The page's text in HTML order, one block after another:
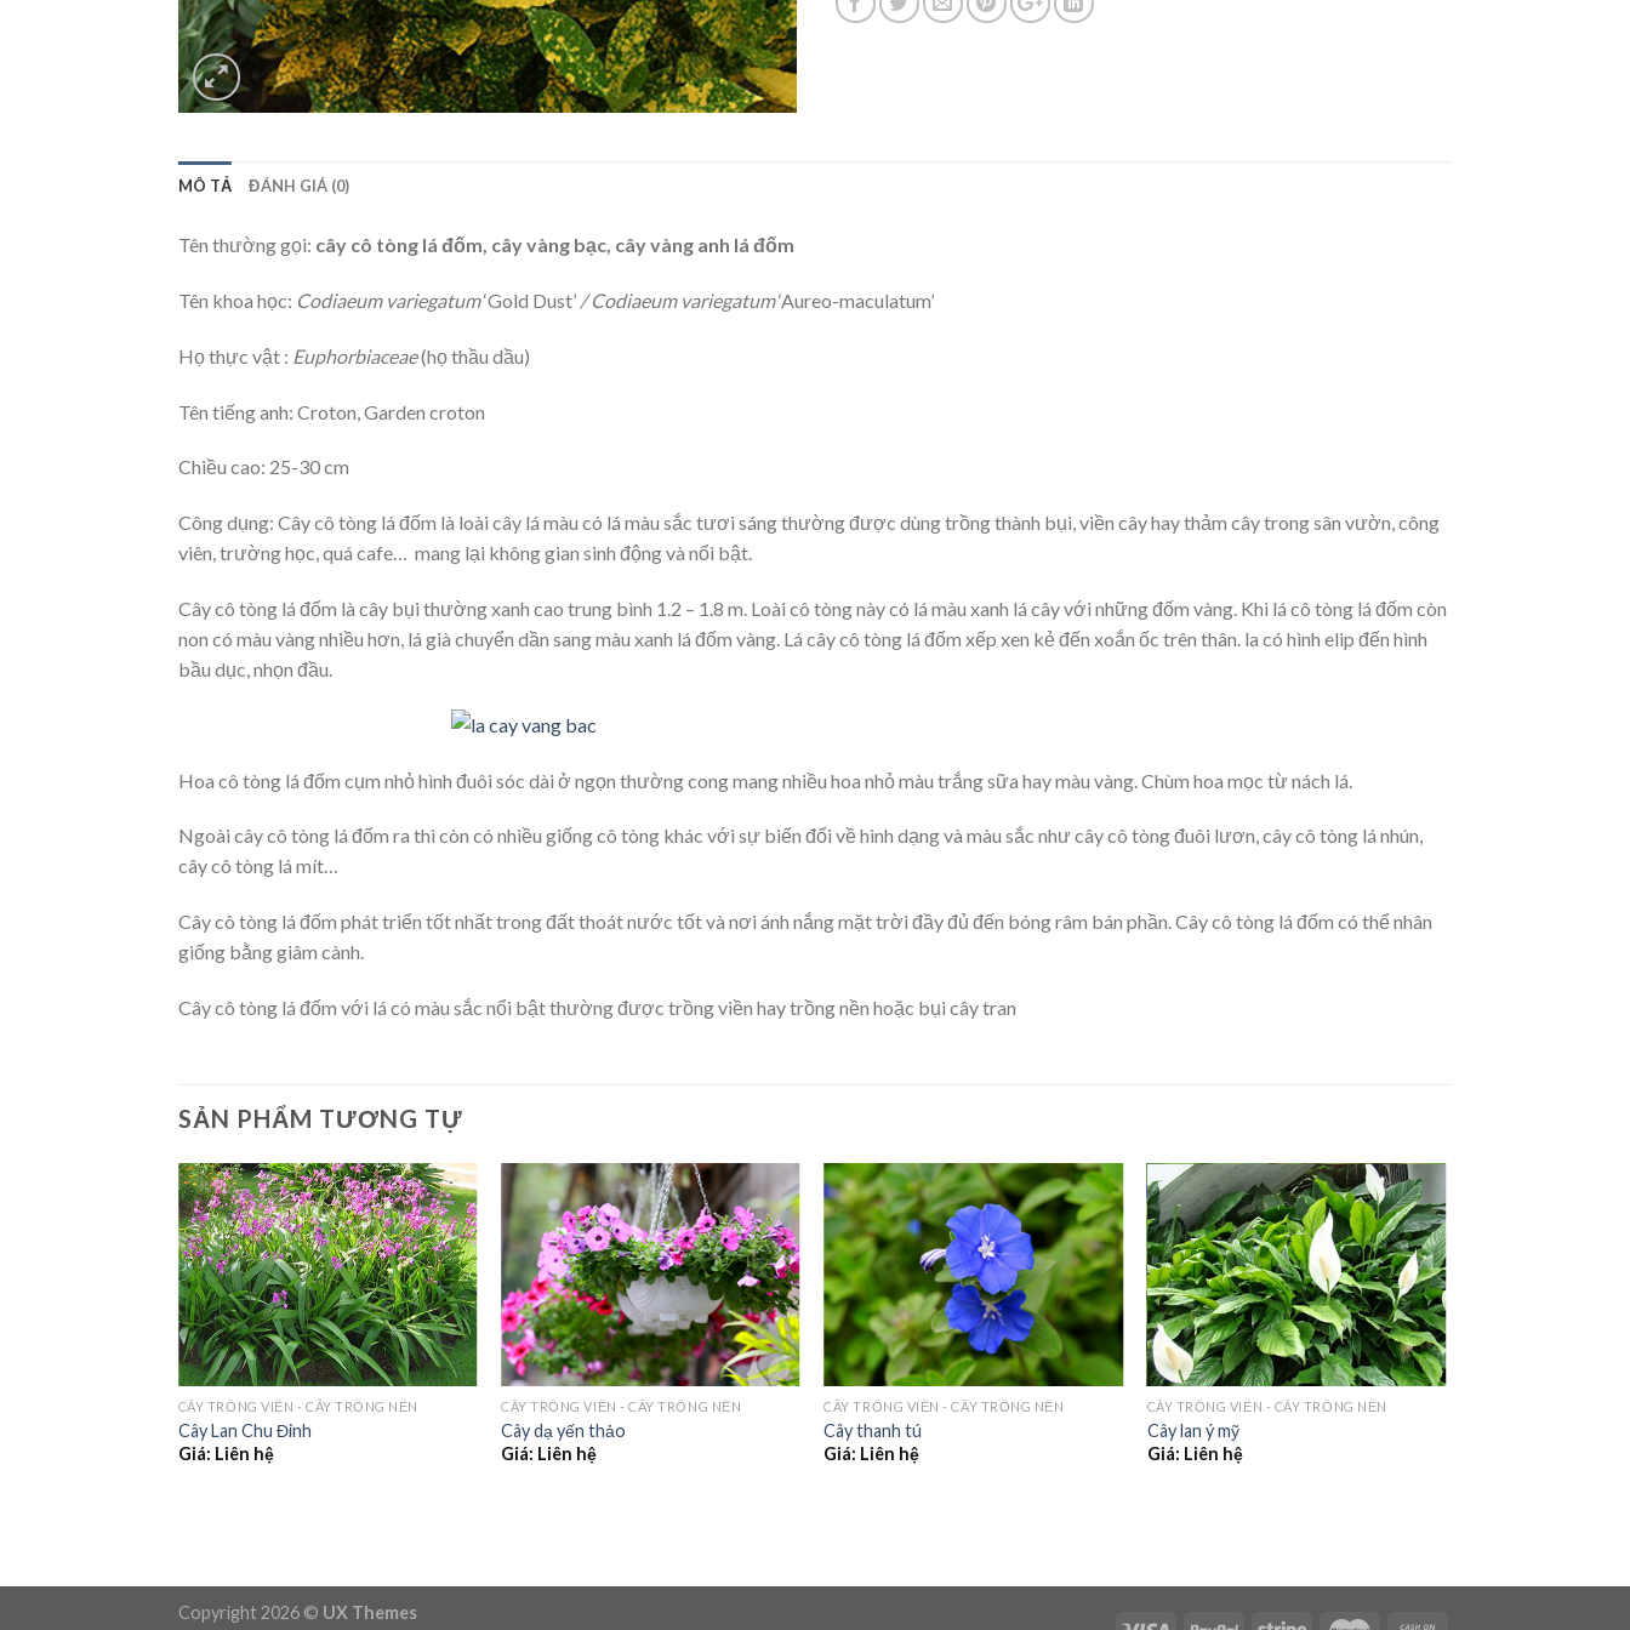
MÔ TẢ ĐÁNH GIÁ (0)
Tên thường gọi: cây cô tòng lá đốm, cây vàng bạc, cây vàng anh lá đốm
Tên khoa học: Codiaeum variegatum‘Gold Dust’ / Codiaeum variegatum‘Aureo-maculatum’
Họ thực vật : Euphorbiaceae(họ thầu dầu)
Tên tiếng anh: Croton, Garden croton
Chiều cao: 25-30 cm
Công dụng: Cây cô tòng lá đốm là loài cây lá màu có lá màu sắc tươi sáng thường được dùng trồng thành bụi, viền cây hay thảm cây trong sân vườn, công
viên, trường học, quá cafe… mang lại không gian sinh động và nổi bật.
Cây cô tòng lá đốm là cây bụi thường xanh cao trung bình 1.2 – 1.8 m. Loài cô tòng này có lá màu xanh lá cây với những đốm vàng. Khi lá cô tòng lá đốm còn
non có màu vàng nhiều hơn, lá già chuyển dần sang màu xanh lá đốm vàng. Lá cây cô tòng lá đốm xếp xen kẻ đến xoắn ốc trên thân. la có hình elip đến hình
bầu dục, nhọn đầu.
Hoa cô tòng lá đốm cụm nhỏ hình đuôi sóc dài ở ngọn thường cong mang nhiều hoa nhỏ màu trắng sữa hay màu vàng. Chùm hoa mọc từ nách lá.
Ngoài cây cô tòng lá đốm ra thì còn có nhiều giống cô tòng khác với sự biến đổi về hình dạng và màu sắc như cây cô tòng đuôi lươn, cây cô tòng lá nhún,
cây cô tòng lá mít…
Cây cô tòng lá đốm phát triển tốt nhất trong đất thoát nước tốt và nơi ánh nắng mặt trời đầy đủ đến bóng râm bán phần. Cây cô tòng lá đốm có thể nhân
giống bằng giâm cành.
Cây cô tòng lá đốm với lá có màu sắc nổi bật thường được trồng viền hay trồng nền hoặc bụi cây tran
SẢN PHẨM TƯƠNG TỰ
CÂY TRỒNG VIỀN - CÂY TRỒNG NỀN
Cây Lan Chu Đinh
Giá: Liên hệ
CÂY TRỒNG VIỀN - CÂY TRỒNG NỀN
Cây dạ yến thảo
Giá: Liên hệ
CÂY TRỒNG VIỀN - CÂY TRỒNG NỀN
Cây thanh tú
Giá: Liên hệ
CÂY TRỒNG VIỀN - CÂY TRỒNG NỀN
Cây lan ý mỹ
Giá: Liên hệ
Copyright 2026 © UX Themes